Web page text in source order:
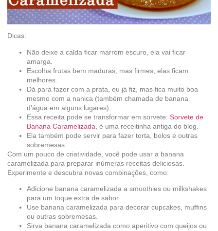
Dicas:
Não deixe a calda ficar marrom escuro, ela vai ficar
amarga.
Escolha frutas bem maduras, mas firmes, elas ficam
melhores.
Dá para fazer com a prata, eu já fiz, mas fica muito boa
mesmo com a nanica (também chamada de banana
d’água em alguns lugares).
Essa receita pode se transformar em sorvete: Sorvete de
Banana Caramelizada , é uma receitinha antiga do blog.
Ela também pode servir para fazer torta, bolos e outras
sobremesas.
Com um pouco de criatividade, você pode usar a banana
caramelizada para preparar inúmeras receitas deliciosas.
Experimente e descubra novas combinações, como:
Adicione banana caramelizada a smoothies ou milkshakes
para um toque extra de sabor.
Use banana caramelizada para decorar cupcakes, muffins
ou outras sobremesas.
Sirva banana caramelizada como aperitivo com queijos ou